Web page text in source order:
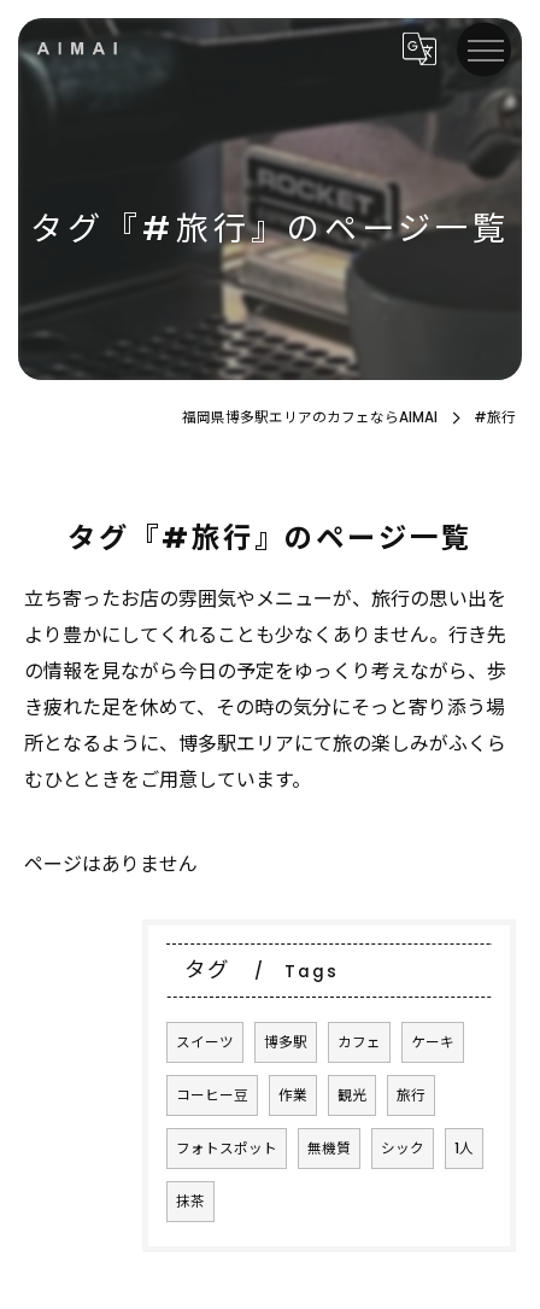
タグ『#旅行』のページ一覧
福岡県博多駅エリアのカフェならAIMAI #旅行
タグ『#旅行』のページ一覧
立ち寄ったお店の雰囲気やメニューが、旅行の思い出を
より豊かにしてくれることも少なくありません。行き先
の情報を見ながら今日の予定をゆっくり考えながら、歩
き疲れた足を休めて、その時の気分にそっと寄り添う場
所となるように、博多駅エリアにて旅の楽しみがふくら
むひとときをご用意しています。
ページはありません
タグ Tags
スイーツ 博多駅 カフェ ケーキ
コーヒー豆 作業 観光 旅行
フォトスポット 無機質 シック 1人
抹茶